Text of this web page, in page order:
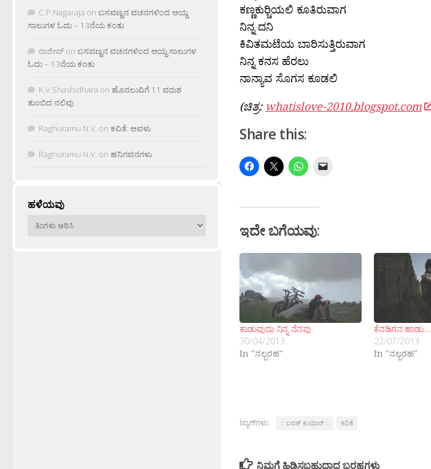
ಕಣ್ಣಕುರ‍್ಚಿಯಲಿ ಕೂತಿರುವಾಗ
ನಿನ್ನ ದನಿ
ಕಿವಿತಮಟೆಯ ಬಾರಿಸುತ್ತಿರುವಾಗ
ನಿನ್ನ ಕನಸ ಹೆರಲು
ನಾನ್ಯಾವ ಸೊಗಸ ಕೂಡಲಿ
(ಚಿತ್ರ: whatislove-2010.blogspot.com
Share this:
ಇದೇ ಬಗೆಯವು:
ಕಾಡುವುದು ನಿನ್ನ ನೆನಪು
30/04/2013
In "ನಲ್ಬರಹ"
ಕೆನಡಿಗನ ಹಾಡು…
22/07/2013
In "ನಲ್ಬರಹ"
ಟ್ಯಾಗ್‌ಗಳು: :: ಬರತ್ ಕುಮಾರ್ :: ಕವಿತೆ
ನಿಮಗೆ ಹಿಡಿಸಬಹುದಾದ ಬರಹಗಳು
C.P.Nagaraja on ಬಸವಣ್ಣನ ವಚನಗಳಿಂದ ಆಯ್ದ
ಸಾಲುಗಳ ಓದು – 13ನೆಯ ಕಂತು
ರಾಜೀವ್ on ಬಸವಣ್ಣನ ವಚನಗಳಿಂದ ಆಯ್ದ ಸಾಲುಗಳ
ಓದು – 13ನೆಯ ಕಂತು
K.V Shashidhara on ಹೊನಲುವಿಗೆ 11 ವರುಶ
ತುಂಬಿದ ನಲಿವು
Raghuramu N.V. on ಕವಿತೆ: ಅವಳು
Raghuramu N.V. on ಹನಿಗವನಗಳು
ಹಳೆಯವು
ಹಳೆಯವು